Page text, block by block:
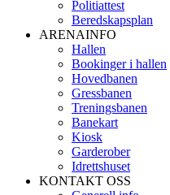
Politiattest
Beredskapsplan
ARENAINFO
Hallen
Bookinger i hallen
Hovedbanen
Gressbanen
Treningsbanen
Banekart
Kiosk
Garderober
Idrettshuset
KONTAKT OSS